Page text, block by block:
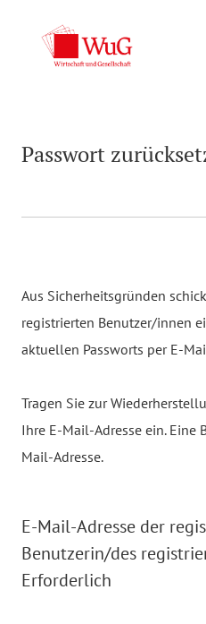
Passwort
Aus Sicherheitsgründen
registrierten Benutzer/innen
aktuellen Passworts per E-
Tragen Sie zur
Ihre E-Mail-Adresse ein. Eine
Mail-Adresse.
E-Mail-Adresse der
Benutzerin/des
Erforderlich